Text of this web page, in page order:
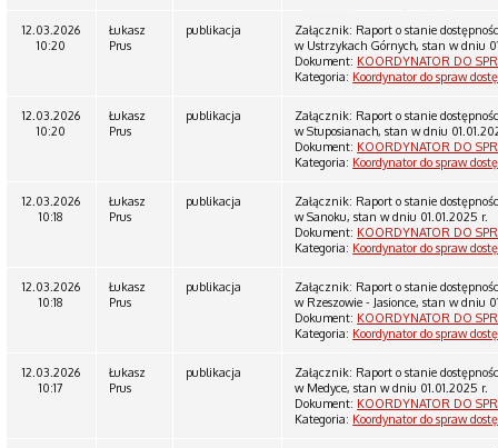
12.03.2026
10:20
Łukasz
Prus
publikacja
Załącznik: Raport o stanie
w Ustrzykach Górnych, stan w dniu
Dokument: KOORDYNATOR DO
Kategoria: Koordynator do spraw
12.03.2026
10:20
Łukasz
Prus
publikacja
Załącznik: Raport o stanie
w Stuposianach, stan w dniu
Dokument: KOORDYNATOR DO
Kategoria: Koordynator do spraw
12.03.2026
10:18
Łukasz
Prus
publikacja
Załącznik: Raport o stanie
w Sanoku, stan w dniu 01.01.2025 r.
Dokument: KOORDYNATOR DO
Kategoria: Koordynator do spraw
12.03.2026
10:18
Łukasz
Prus
publikacja
Załącznik: Raport o stanie
w Rzeszowie - Jasionce, stan w dniu
Dokument: KOORDYNATOR DO
Kategoria: Koordynator do spraw
12.03.2026
10:17
Łukasz
Prus
publikacja
Załącznik: Raport o stanie
w Medyce, stan w dniu 01.01.2025 r.
Dokument: KOORDYNATOR DO
Kategoria: Koordynator do spraw